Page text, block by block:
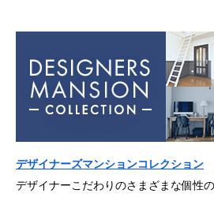
デザイナーズマンションコレクション
デザイナーこだわりのさまざまな個性